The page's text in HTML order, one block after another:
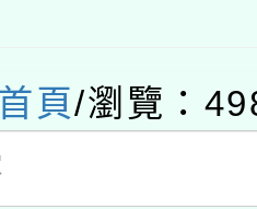
坊新北場」
班」招生簡
平台-教案
章
及學前教育
19疫苗接
頁/瀏覽：